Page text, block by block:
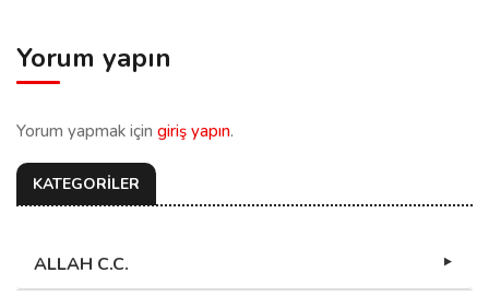
Yorum yapın
Yorum yapmak için giriş yapın.
KATEGORİLER
ALLAH C.C.